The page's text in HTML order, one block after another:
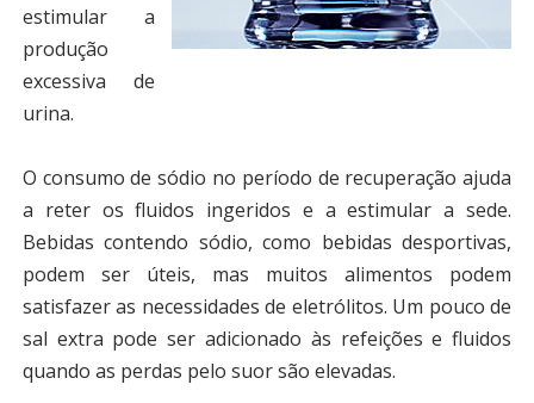
estimular a
produção
excessiva de
urina.
O consumo de sódio no período de recuperação ajuda
a reter os fluidos ingeridos e a estimular a sede.
Bebidas contendo sódio, como bebidas desportivas,
podem ser úteis, mas muitos alimentos podem
satisfazer as necessidades de eletrólitos. Um pouco de
sal extra pode ser adicionado às refeições e fluidos
quando as perdas pelo suor são elevadas.